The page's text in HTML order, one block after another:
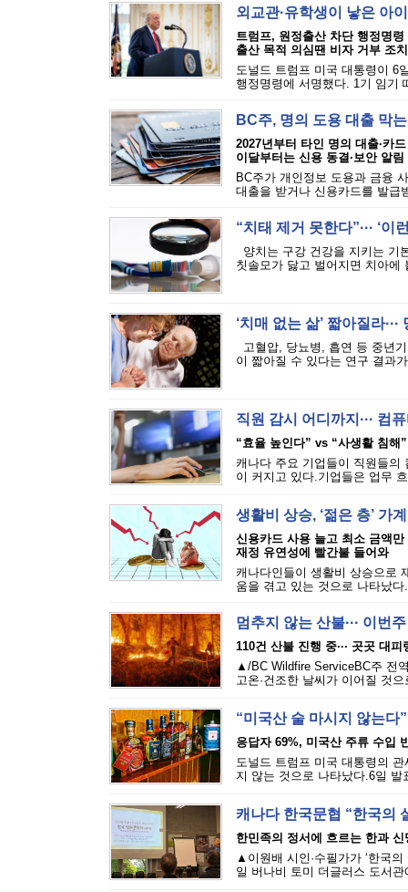
외교관·유학생이 낳은 아
트럼프, 원정출산 차단 행정명령
출산 목적 의심땐 비자 거부 조치
도널드 트럼프 미국 대통령이 6
행정명령에 서명했다. 1기 임기
BC주, 명의 도용 대출 막
2027년부터 타인 명의 대출·카
이달부터는 신용 동결·보안 알
BC주가 개인정보 도용과 금융
대출을 받거나 신용카드를 발급
“치태 제거 못한다”··· ‘
양치는 구강 건강을 지키는 기
칫솔모가 닳고 벌어지면 치아에
‘치매 없는 삶’ 짧아질라
고혈압, 당뇨병, 흡연 등 중년
이 짧아질 수 있다는 연구 결과
직원 감시 어디까지··· 컴
“효율 높인다” vs “사생활 침해”
캐나다 주요 기업들이 직원들의
이 커지고 있다.기업들은 업무
생활비 상승, ‘젊은 층’ 가
신용카드 사용 늘고 최소 금액만
재정 유연성에 빨간불 들어와
캐나다인들이 생활비 상승으로
움을 겪고 있는 것으로 나타났
멈추지 않는 산불··· 이번
110건 산불 진행 중··· 곳곳 대피
▲/BC Wildfire ServiceBC주 전
고온·건조한 날씨가 이어질 것
“미국산 술 마시지 않는다
응답자 69%, 미국산 주류 수입
도널드 트럼프 미국 대통령의
지 않는 것으로 나타났다.6일
캐나다 한국문협 “한국의
한민족의 정서에 흐르는 한과 신
▲이원배 시인·수필가가 ‘한국
일 버나비 토미 더글러스 도서관